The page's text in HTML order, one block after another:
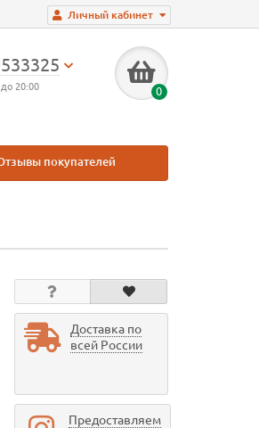
Личный кабинет
20:00 0
покупателей
Доставка по
всей России
Предоставляем